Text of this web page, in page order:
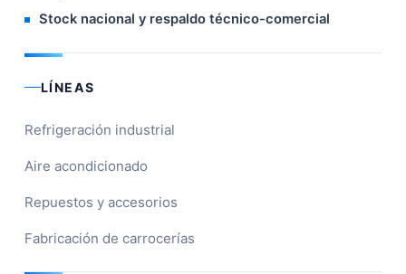
Stock nacional y respaldo técnico-comercial
LÍNEAS
Refrigeración industrial
Aire acondicionado
Repuestos y accesorios
Fabricación de carrocerías